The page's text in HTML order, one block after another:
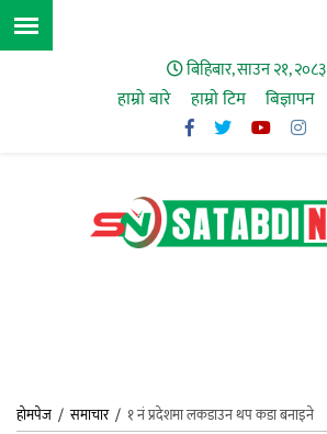
बिहिबार, साउन २१, २०८३
हाम्रो बारे हाम्राे टिम बिज्ञापन
होमपेज /समाचार/ १ नं प्रदेशमा लकडाउन थप कडा बनाइने